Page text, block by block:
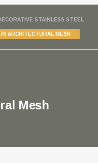
STAINLESS STEEL
ARCHITECTURAL MESH
Mesh